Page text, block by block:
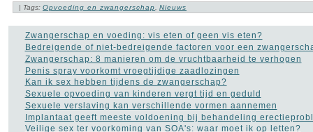
Sex Slapeloosheid
Voedingssupplementen
more tags
Aambeien speen(9)
ADHD(37)
Afasie(4)
Alcohol(86)
Allergie(44)
Alzheimer(110)
| Tags: Opvoeding en zwangerschap, Nieuws
Zwangerschap en voeding: vis eten of geen vis eten?
Bedreigende of niet-bedreigende factoren voor een
Zwangerschap: 8 manieren om de vruchtbaarheid te verhogen
Penis spray voorkomt vroegtijdige zaadlozingen
Kan ik sex hebben tijdens de zwangerschap?
Sexuele opvoeding van kinderen vergt tijd en geduld
Sexuele verslaving kan verschillende vormen aannemen
Implantaat geeft meeste voldoening bij behandeling
Veilige sex ter voorkoming van SOA's: waar moet ik op letten?